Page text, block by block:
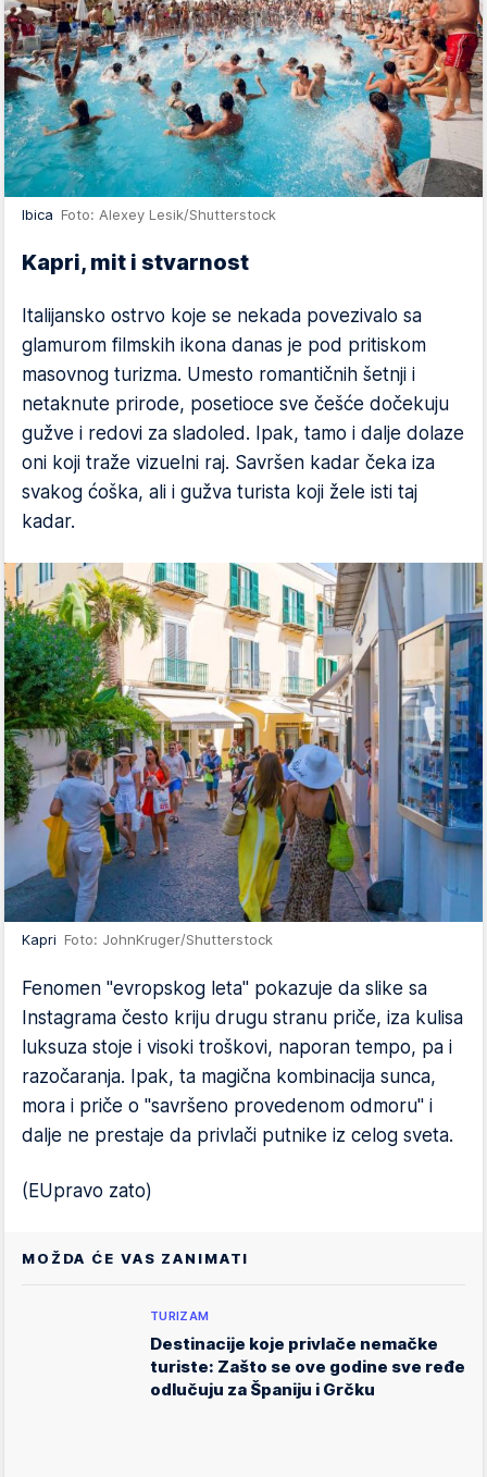
Ibica Foto: Alexey Lesik/Shutterstock
Kapri, mit i stvarnost
Italijansko ostrvo koje se nekada povezivalo sa
glamurom filmskih ikona danas je pod pritiskom
masovnog turizma. Umesto romantičnih šetnji i
netaknute prirode, posetioce sve češće dočekuju
gužve i redovi za sladoled. Ipak, tamo i dalje dolaze
oni koji traže vizuelni raj. Savršen kadar čeka iza
svakog ćoška, ali i gužva turista koji žele isti taj
kadar.
Kapri Foto: JohnKruger/Shutterstock
Fenomen "evropskog leta" pokazuje da slike sa
Instagrama često kriju drugu stranu priče, iza kulisa
luksuza stoje i visoki troškovi, naporan tempo, pa i
razočaranja. Ipak, ta magična kombinacija sunca,
mora i priče o "savršeno provedenom odmoru" i
dalje ne prestaje da privlači putnike iz celog sveta.
(EUpravo zato)
MOŽDA ĆE VAS ZANIMATI
TURIZAM
Destinacije koje privlače nemačke
turiste: Zašto se ove godine sve ređe
odlučuju za Španiju i Grčku